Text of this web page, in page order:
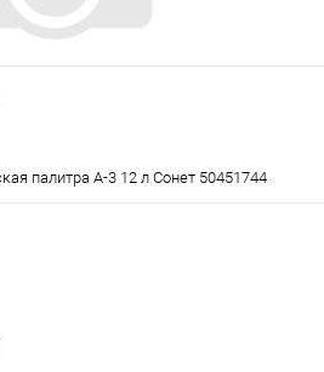
палитра А-3 12 л Сонет 50451744